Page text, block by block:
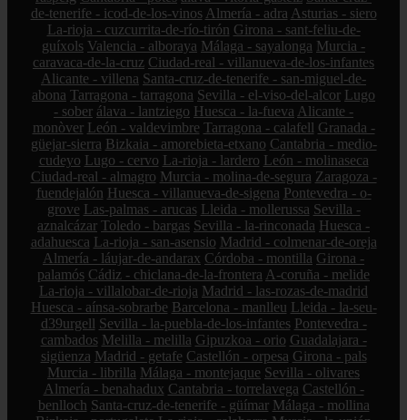
de-tenerife - icod-de-los-vinos Almería - adra Asturias - siero
La-rioja - cuzcurrita-de-río-tirón Girona - sant-feliu-de-
guíxols Valencia - alboraya Málaga - sayalonga Murcia -
caravaca-de-la-cruz Ciudad-real - villanueva-de-los-infantes
Alicante - villena Santa-cruz-de-tenerife - san-miguel-de-
abona Tarragona - tarragona Sevilla - el-viso-del-alcor Lugo
- sober álava - lantziego Huesca - la-fueva Alicante -
monòver León - valdevimbre Tarragona - calafell Granada -
güejar-sierra Bizkaia - amorebieta-etxano Cantabria - medio-
cudeyo Lugo - cervo La-rioja - lardero León - molinaseca
Ciudad-real - almagro Murcia - molina-de-segura Zaragoza -
fuendejalón Huesca - villanueva-de-sigena Pontevedra - o-
grove Las-palmas - arucas Lleida - mollerussa Sevilla -
aznalcázar Toledo - bargas Sevilla - la-rinconada Huesca -
adahuesca La-rioja - san-asensio Madrid - colmenar-de-oreja
Almería - láujar-de-andarax Córdoba - montilla Girona -
palamós Cádiz - chiclana-de-la-frontera A-coruña - melide
La-rioja - villalobar-de-rioja Madrid - las-rozas-de-madrid
Huesca - aínsa-sobrarbe Barcelona - manlleu Lleida - la-seu-
d39urgell Sevilla - la-puebla-de-los-infantes Pontevedra -
cambados Melilla - melilla Gipuzkoa - orio Guadalajara -
sigüenza Madrid - getafe Castellón - orpesa Girona - pals
Murcia - librilla Málaga - montejaque Sevilla - olivares
Almería - benahadux Cantabria - torrelavega Castellón -
benlloch Santa-cruz-de-tenerife - güímar Málaga - mollina